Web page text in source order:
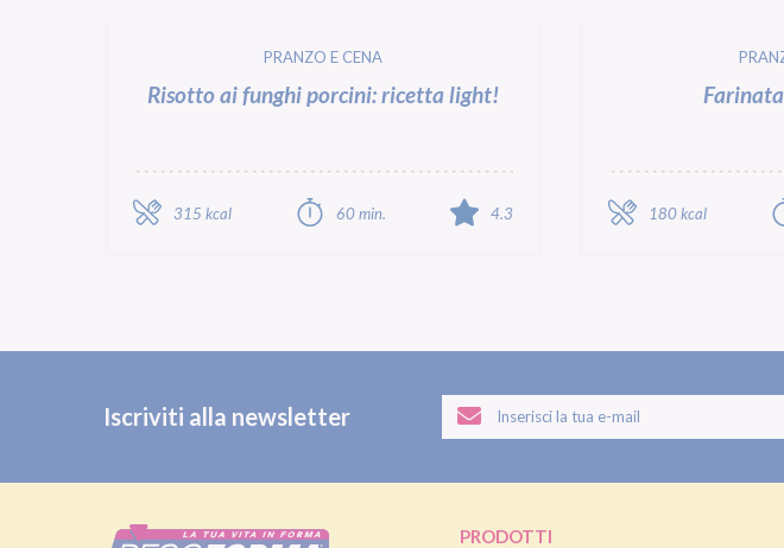
PRANZO E CENA
Risotto ai funghi porcini: ricetta light!
315 kcal 60 min. 4.3 180 kcal
Iscriviti alla newsletter
PRODOTTI